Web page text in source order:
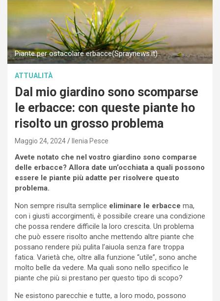
Piante per ostacolare erbacce(Spraynews.it)
ATTUALITÀ
Dal mio giardino sono scomparse
le erbacce: con queste piante ho
risolto un grosso problema
Maggio 24, 2024 Ilenia Pesce
Avete notato che nel vostro giardino sono comparse
delle erbacce? Allora date un’occhiata a quali possono
essere le piante più adatte per risolvere questo
problema.
Non sempre risulta semplice eliminare le erbacce ma,
con i giusti accorgimenti, è possibile creare una condizione
che possa rendere difficile la loro crescita. Un problema
che può essere risolto anche mettendo altre piante che
possano rendere più pulita l’aiuola senza fare troppa
fatica. Varietà che, oltre alla funzione “utile”, sono anche
molto belle da vedere. Ma quali sono nello specifico le
piante che più si prestano per questo tipo di scopo?
Ne esistono parecchie e tutte, a loro modo, possono